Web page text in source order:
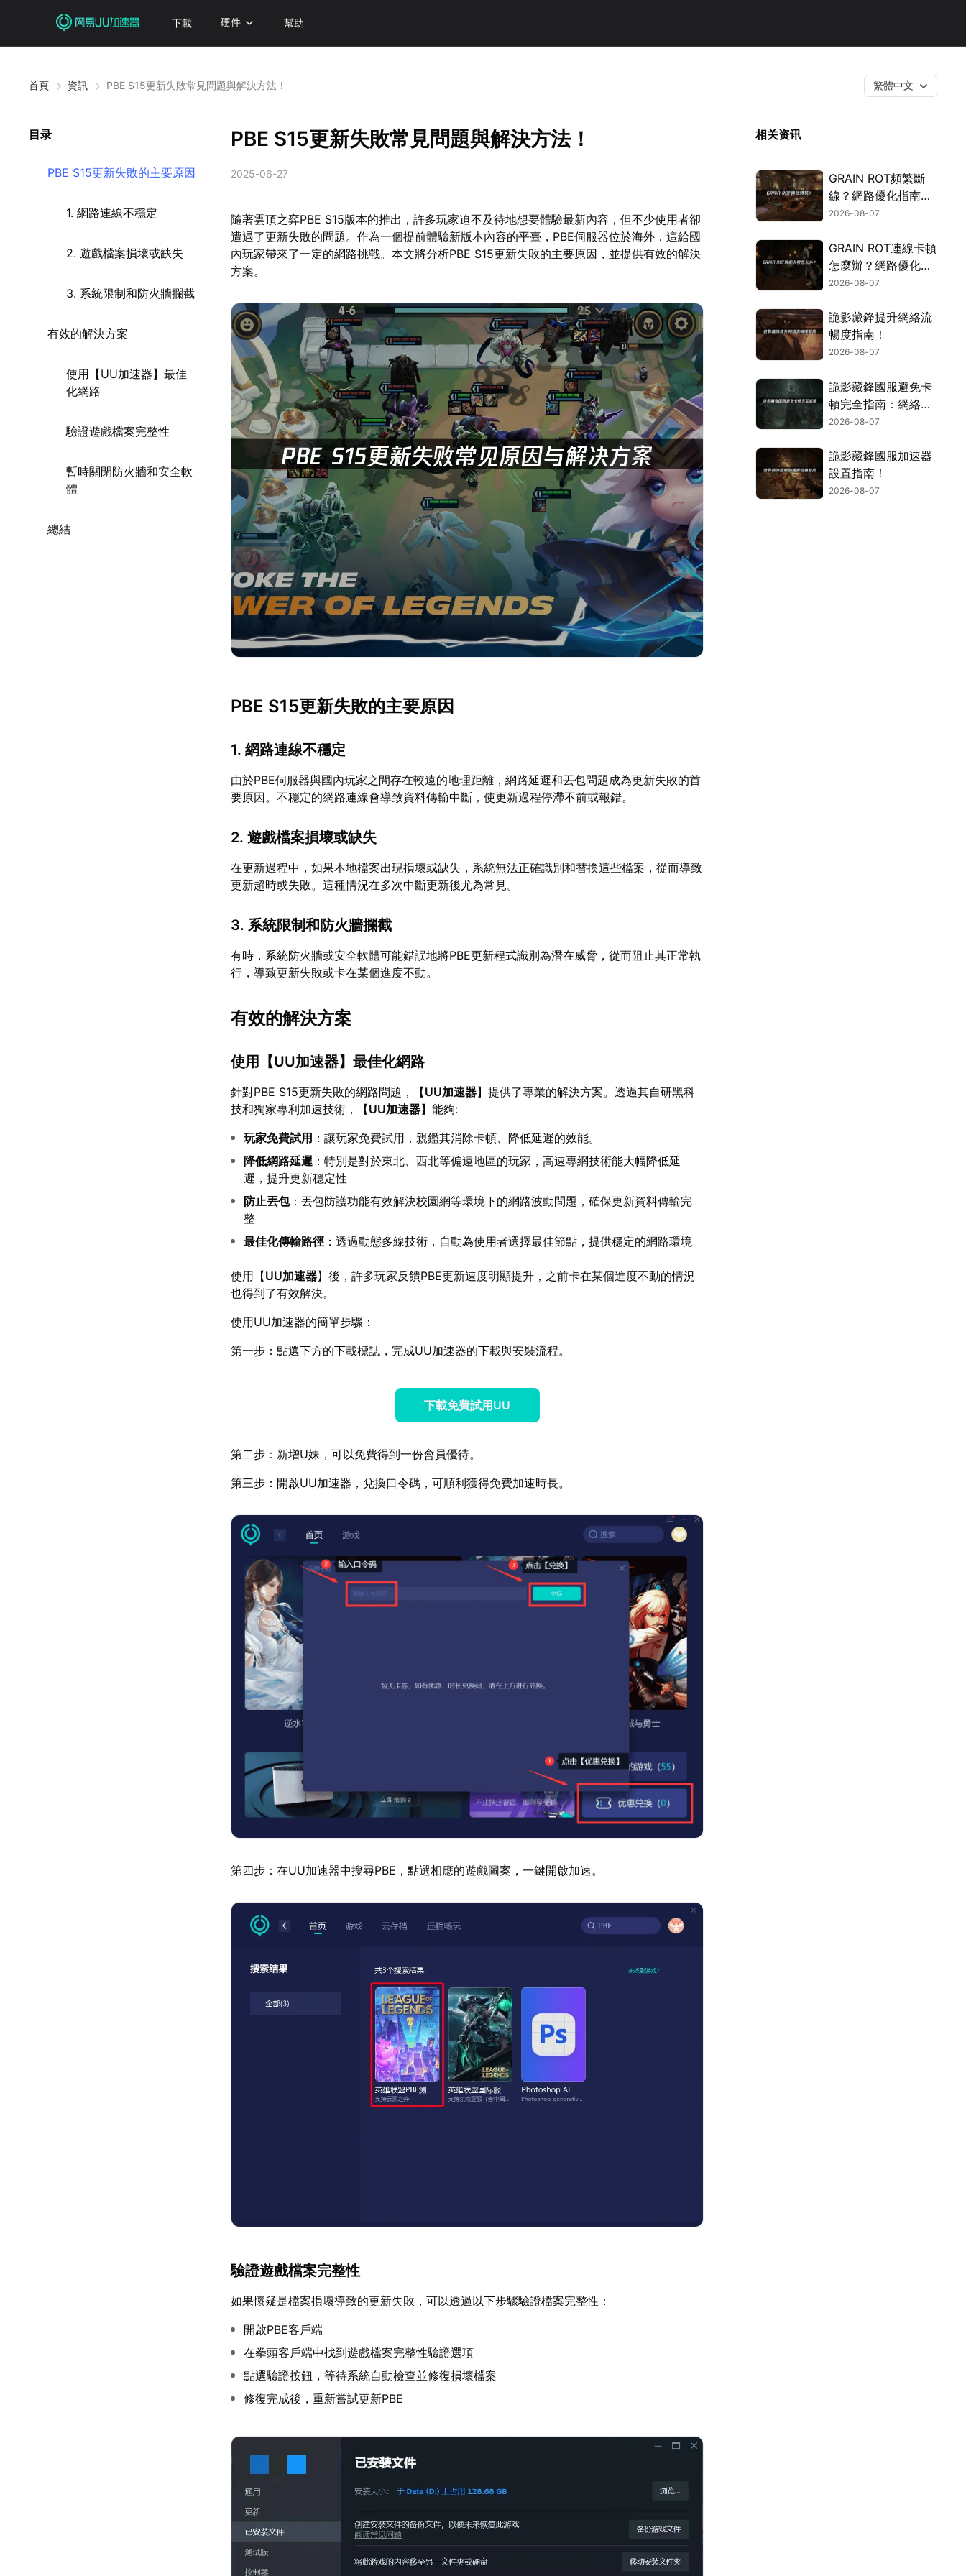
下載 硬件 幫助
首頁 資訊 PBE S15更新失敗常見問題與解決方法！ 繁體中文
目录
PBE S15更新失敗的主要原因
1. 網路連線不穩定
2. 遊戲檔案損壞或缺失
3. 系統限制和防火牆攔截
有效的解決方案
使用【UU加速器】最佳
化網路
驗證遊戲檔案完整性
暫時關閉防火牆和安全軟
體
總結
PBE S15更新失敗常見問題與解決方法！
2025-06-27
隨著雲頂之弈PBE S15版本的推出，許多玩家迫不及待地想要體驗最新內容，但不少使用者卻
遭遇了更新失敗的問題。作為一個提前體驗新版本內容的平臺，PBE伺服器位於海外，這給國
內玩家帶來了一定的網路挑戰。本文將分析PBE S15更新失敗的主要原因，並提供有效的解決
方案。
PBE S15更新失敗的主要原因
1. 網路連線不穩定
由於PBE伺服器與國內玩家之間存在較遠的地理距離，網路延遲和丟包問題成為更新失敗的首
要原因。不穩定的網路連線會導致資料傳輸中斷，使更新過程停滯不前或報錯。
2. 遊戲檔案損壞或缺失
在更新過程中，如果本地檔案出現損壞或缺失，系統無法正確識別和替換這些檔案，從而導致
更新超時或失敗。這種情況在多次中斷更新後尤為常見。
3. 系統限制和防火牆攔截
有時，系統防火牆或安全軟體可能錯誤地將PBE更新程式識別為潛在威脅，從而阻止其正常執
行，導致更新失敗或卡在某個進度不動。
有效的解決方案
使用【UU加速器】最佳化網路
針對PBE S15更新失敗的網路問題，【UU加速器】提供了專業的解決方案。透過其自研黑科
技和獨家專利加速技術，【UU加速器】能夠:
玩家免費試用 ：讓玩家免費試用，親鑑其消除卡頓、降低延遲的效能。
降低網路延遲 ：特別是對於東北、西北等偏遠地區的玩家，高速專網技術能大幅降低延
遲，提升更新穩定性
防止丟包：丟包防護功能有效解決校園網等環境下的網路波動問題，確保更新資料傳輸完
整
最佳化傳輸路徑 ：透過動態多線技術，自動為使用者選擇最佳節點，提供穩定的網路環境
使用【UU加速器】後，許多玩家反饋PBE更新速度明顯提升，之前卡在某個進度不動的情況
也得到了有效解決。
使用UU加速器的簡單步驟：
第一步：點選下方的下載標誌，完成UU加速器的下載與安裝流程。
下載免費試用UU
第二步：新增U妹，可以免費得到一份會員優待。
第三步：開啟UU加速器，兌換口令碼，可順利獲得免費加速時長。
第四步：在UU加速器中搜尋PBE，點選相應的遊戲圖案，一鍵開啟加速。
驗證遊戲檔案完整性
如果懷疑是檔案損壞導致的更新失敗，可以透過以下步驟驗證檔案完整性：
開啟PBE客戶端
在拳頭客戶端中找到遊戲檔案完整性驗證選項
點選驗證按鈕，等待系統自動檢查並修復損壞檔案
修復完成後，重新嘗試更新PBE
相关资讯
GRAIN ROT頻繁斷
線？網路優化指南一
次搞定！
2026-08-07
GRAIN ROT連線卡頓
怎麼辦？網路優化這
樣解決！
2026-08-07
詭影藏鋒提升網絡流
暢度指南！
2026-08-07
詭影藏鋒國服避免卡
頓完全指南：網絡優
化與解決技巧！
2026-08-07
詭影藏鋒國服加速器
設置指南！
2026-08-07